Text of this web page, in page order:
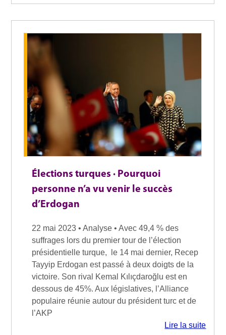
Élections turques · Pourquoi
personne n’a vu venir le succès
d’Erdogan
22 mai 2023 • Analyse • Avec 49,4 % des
suffrages lors du premier tour de l’élection
présidentielle turque, le 14 mai dernier, Recep
Tayyip Erdogan est passé à deux doigts de la
victoire. Son rival Kemal Kılıçdaroğlu est en
dessous de 45%. Aux législatives, l’Alliance
populaire réunie autour du président turc et de
l’AKP
Lire la suite